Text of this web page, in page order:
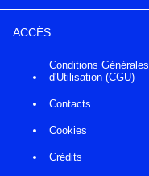
ACCÈS
Conditions Générales
d'Utilisation (CGU)
Contacts
Cookies
Crédits